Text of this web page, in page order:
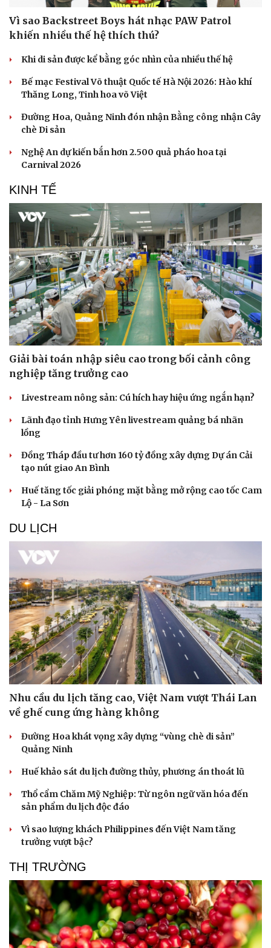
Doanh nghiệp
Thông tin doanh nghiệp
Doanh nhân
Công nghệ
Sành điệu
Trải nghiệm
Sức khỏe
Cây thuốc
Sản phụ khoa
Nhi khoa
Nam khoa
Làm đẹp - giảm cân
Blog
Tình yêu - Gia đình
Vì sao Backstreet Boys hát nhạc PAW Patrol
khiến nhiều thế hệ thích thú?
Khi di sản được kể bằng góc nhìn của nhiều thế hệ
Bế mạc Festival Võ thuật Quốc tế Hà Nội 2026: Hào khí
Thăng Long, Tinh hoa võ Việt
Đường Hoa, Quảng Ninh đón nhận Bằng công nhận Cây
chè Di sản
Nghệ An dự kiến bắn hơn 2.500 quả pháo hoa tại
Carnival 2026
KINH TẾ
Giải bài toán nhập siêu cao trong bối cảnh công
nghiệp tăng trưởng cao
Livestream nông sản: Cú hích hay hiệu ứng ngắn hạn?
Lãnh đạo tỉnh Hưng Yên livestream quảng bá nhãn
lồng
Đồng Tháp đầu tư hơn 160 tỷ đồng xây dựng Dự án Cải
tạo nút giao An Bình
Huế tăng tốc giải phóng mặt bằng mở rộng cao tốc Cam
Lộ - La Sơn
DU LỊCH
Nhu cầu du lịch tăng cao, Việt Nam vượt Thái Lan
về ghế cung ứng hàng không
Đường Hoa khát vọng xây dựng “vùng chè di sản”
Quảng Ninh
Huế khảo sát du lịch đường thủy, phương án thoát lũ
Thổ cẩm Chăm Mỹ Nghiệp: Từ ngôn ngữ văn hóa đến
sản phẩm du lịch độc đáo
Vì sao lượng khách Philippines đến Việt Nam tăng
trưởng vượt bậc?
THỊ TRƯỜNG